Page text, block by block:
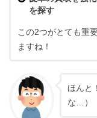
を探す
この2つがとても重
ますね！
ほんと
な…）